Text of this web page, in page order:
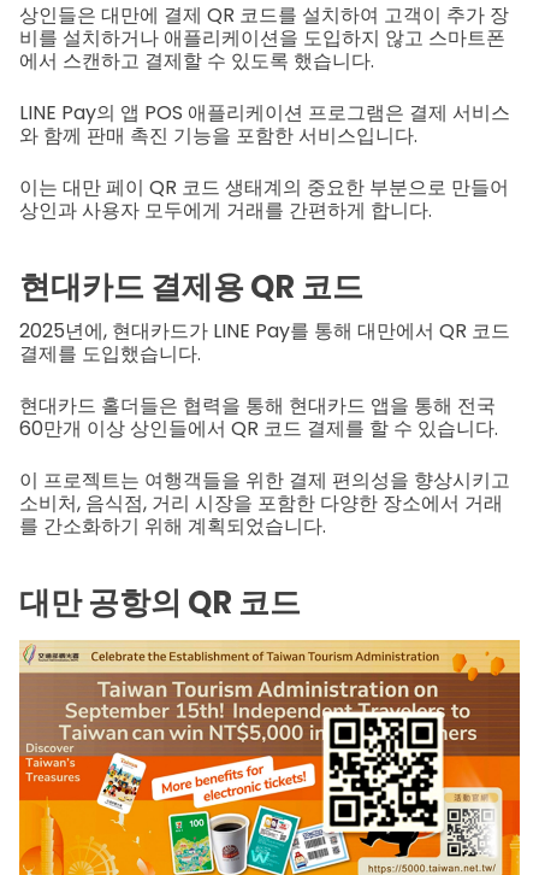
상인들은 대만에 결제 QR 코드를 설치하여 고객이 추가 장
비를 설치하거나 애플리케이션을 도입하지 않고 스마트폰
에서 스캔하고 결제할 수 있도록 했습니다.
LINE Pay의 앱 POS 애플리케이션 프로그램은 결제 서비스
와 함께 판매 촉진 기능을 포함한 서비스입니다.
이는 대만 페이 QR 코드 생태계의 중요한 부분으로 만들어
상인과 사용자 모두에게 거래를 간편하게 합니다.
현대카드 결제용 QR 코드
2025년에, 현대카드가 LINE Pay를 통해 대만에서 QR 코드
결제를 도입했습니다.
현대카드 홀더들은 협력을 통해 현대카드 앱을 통해 전국
60만개 이상 상인들에서 QR 코드 결제를 할 수 있습니다.
이 프로젝트는 여행객들을 위한 결제 편의성을 향상시키고
소비처, 음식점, 거리 시장을 포함한 다양한 장소에서 거래
를 간소화하기 위해 계획되었습니다.
대만 공항의 QR 코드